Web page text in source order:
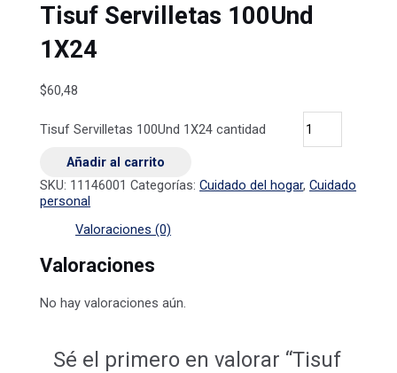
Tisuf Servilletas 100Und
1X24
$60,48
Tisuf Servilletas 100Und 1X24 cantidad
Añadir al carrito
SKU: 11146001 Categorías:Cuidado del hogar,Cuidado
personal
Valoraciones (0)
Valoraciones
No hay valoraciones aún.
Sé el primero en valorar “Tisuf